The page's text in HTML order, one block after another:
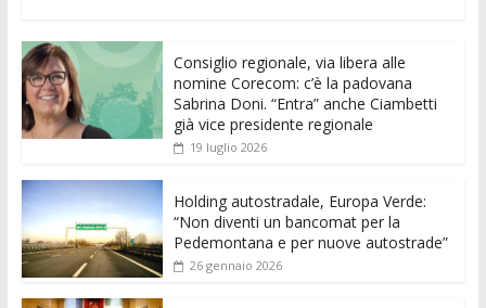
e
b
o
o
k
itt
er l
at
s
A
p
e
n
g
di
t
k
e
dI
n
di
vi
Consiglio regionale, via libera alle
nomine Corecom: c’è la padovana
Sabrina Doni. “Entra” anche Ciambetti
già vice presidente regionale
19 luglio 2026
Holding autostradale, Europa Verde:
“Non diventi un bancomat per la
Pedemontana e per nuove autostrade”
26 gennaio 2026